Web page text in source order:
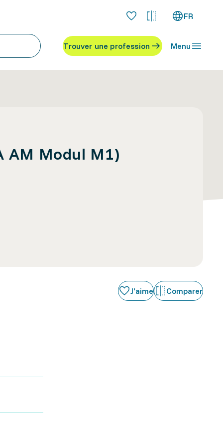
FR
Trouver une profession Menu
AM Modul M1)
J'aime Comparer